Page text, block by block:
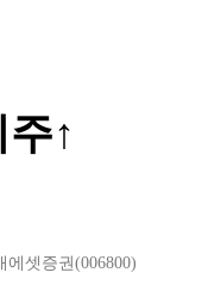
↑
에셋증권(006800)